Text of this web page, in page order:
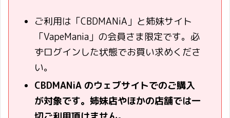
ご利用は「CBDMANiA」と姉妹サイト
「VapeMania」の会員さま限定です。必
ずログインした状態でお買い求めくださ
い。
CBDMANiA のウェブサイトでのご購入
が対象です。姉妹店やほかの店舗では一